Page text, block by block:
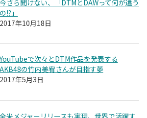
今さら聞けない、「DTMとDAWって何が違う
の!?」
2017年10月18日
で次々とDTM作品を発表する
AKB48の竹内美宥さんが目指す夢
2017年5月3日